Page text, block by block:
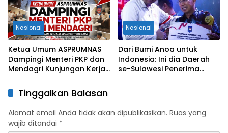
Nasional
Ketua Umum ASPRUMNAS
Dampingi Menteri PKP dan
Mendagri Kunjungan Kerja
Program Rumah Layak Huni
dan Konsolidasi Organisasi
Nasional
Dari Bumi Anoa untuk
Indonesia: Ini dia Daerah
se-Sulawesi Penerima
Tinggalkan Balasan
Alamat email Anda tidak akan dipublikasikan. Ruas yang
wajib ditandai *